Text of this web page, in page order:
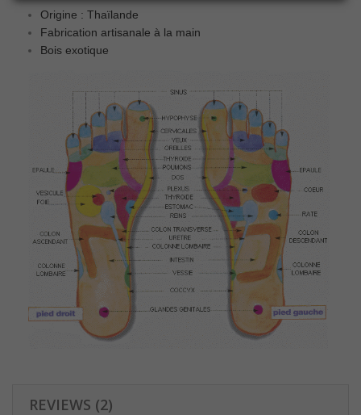
Origine : Thaïlande
Fabrication artisanale à la main
Bois exotique
REVIEWS (2)